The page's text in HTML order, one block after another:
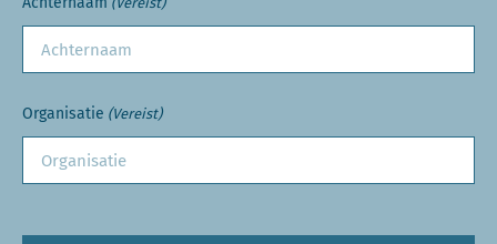
Organisatie (Vereist)